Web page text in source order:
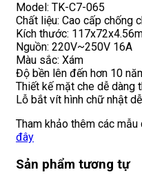
Model: TK-C7-065
Chất liệu: Cao cấp chống
Kích thước:
Nguồn: 220V~250V 16A
Màu sắc: Xám
Độ bền lên đến hơn 10
Thiết kế mặt che dễ dàng
Lỗ bắt vít hình chữ nhật
Tham khảo thêm các
đây
Sản phẩm tương tự